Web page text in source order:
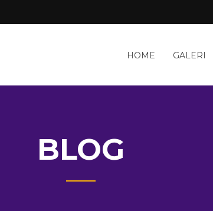
HOME GALERI
BLOG